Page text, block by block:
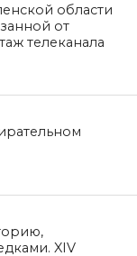
области
от
телеканала
XIV